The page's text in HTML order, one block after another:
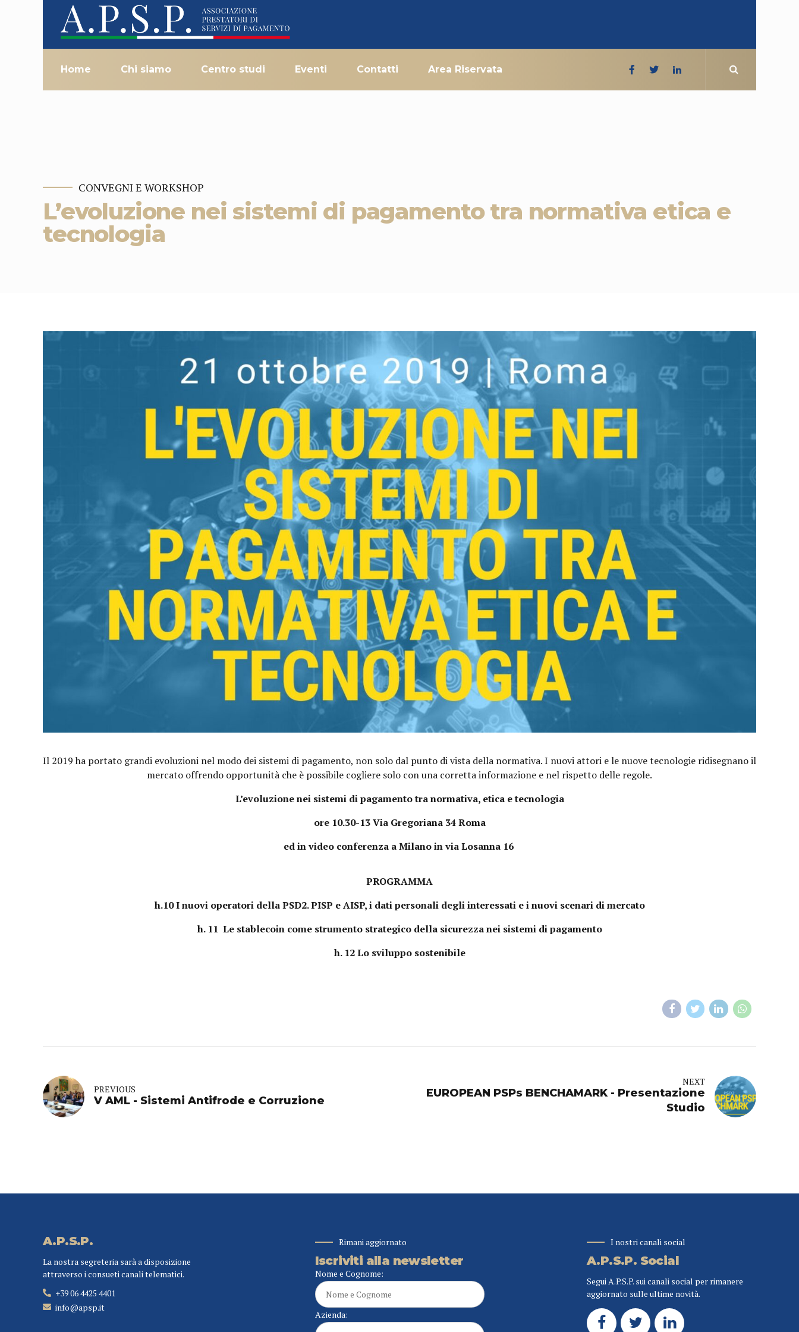
Home Chi siamo Centro studi Eventi Contatti Area Riservata
CONVEGNI E WORKSHOP
L’evoluzione nei sistemi di pagamento tra normativa etica e
tecnologia
Il 2019 ha portato grandi evoluzioni nel modo dei sistemi di pagamento, non solo dal punto di vista della normativa. I nuovi attori e le nuove tecnologie ridisegnano il
mercato offrendo opportunità che è possibile cogliere solo con una corretta informazione e nel rispetto delle regole.
L’evoluzione nei sistemi di pagamento tra normativa, etica e tecnologia
ore 10.30-13 Via Gregoriana 34 Roma
ed in video conferenza a Milano in via Losanna 16
PROGRAMMA
h.10 I nuovi operatori della PSD2. PISP e AISP, i dati personali degli interessati e i nuovi scenari di mercato
h. 11 Le stablecoin come strumento strategico della sicurezza nei sistemi di pagamento
h. 12 Lo sviluppo sostenibile
PREVIOUS
V AML - Sistemi Antifrode e Corruzione
NEXT
EUROPEAN PSPs BENCHAMARK - Presentazione
Studio
A.P.S.P.
La nostra segreteria sarà a disposizione
attraverso i consueti canali telematici.
+39 06 4425 4401
info@apsp.it
Rimani aggiornato
Iscriviti alla newsletter
Nome e Cognome:
Azienda:
I nostri canali social
A.P.S.P. Social
Segui A.P.S.P. sui canali social per rimanere
aggiornato sulle ultime novità.